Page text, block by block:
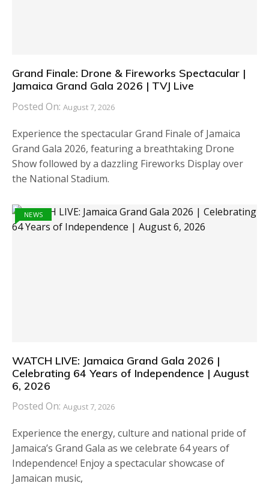
Grand Finale: Drone & Fireworks Spectacular |
Jamaica Grand Gala 2026 | TVJ Live
Posted On: August 7, 2026
Experience the spectacular Grand Finale of Jamaica
Grand Gala 2026, featuring a breathtaking Drone
Show followed by a dazzling Fireworks Display over
the National Stadium.
NEWS
WATCH LIVE: Jamaica Grand Gala 2026 |
Celebrating 64 Years of Independence | August
6, 2026
Posted On: August 7, 2026
Experience the energy, culture and national pride of
Jamaica’s Grand Gala as we celebrate 64 years of
Independence! Enjoy a spectacular showcase of
Jamaican music,